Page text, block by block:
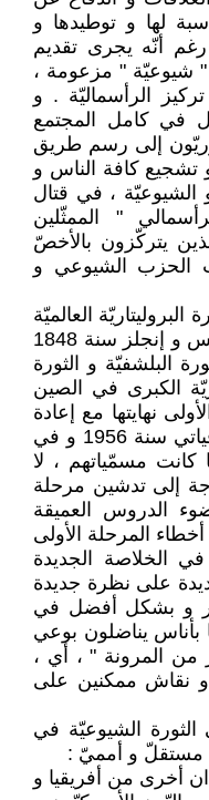
لها و توطيدها و
رغم أنّه يجرى تقديم
شيوعيّة " مزعومة ،
الرأسماليّة . و
في كامل المجتمع
إلى رسم طريق
كافة الناس و
الشيوعيّة ، في قتال
" الممثّلين
يتركّزون بالأخصّ
الحزب الشيوعي و
العالميّة
مع " بيان الحزب الشيوعي " لماركس و إنجلز سنة 1848
البلشفيّة و الثورة
الكبرى في الصين
نهايتها مع إعادة
تركيز الرأسماليّة في الإتحاد السوفياتي سنة 1956 و في
، مهما كانت مسمّياتهم ، لا
إلى تدشين مرحلة
الدروس العميقة
المرحلة الأولى
الخلاصة الجديدة
على نظرة جديدة
و بشكل أفضل في
بأناس يناضلون بوعي
من المرونة " ، أي ،
نقاش ممكنين على
الشيوعيّة في
مستقلّ و أمميّ :
أخرى من أفريقيا و